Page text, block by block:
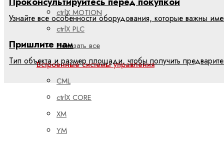
ctrlX MOTION
ctrlX PLC
Показать все
Встроенные системы управления
CML
ctrlX CORE
XM
YM
Узнайте все особенности оборудования, которые важны
Пришлите нам
Тип объекта и размер площади, чтобы получить